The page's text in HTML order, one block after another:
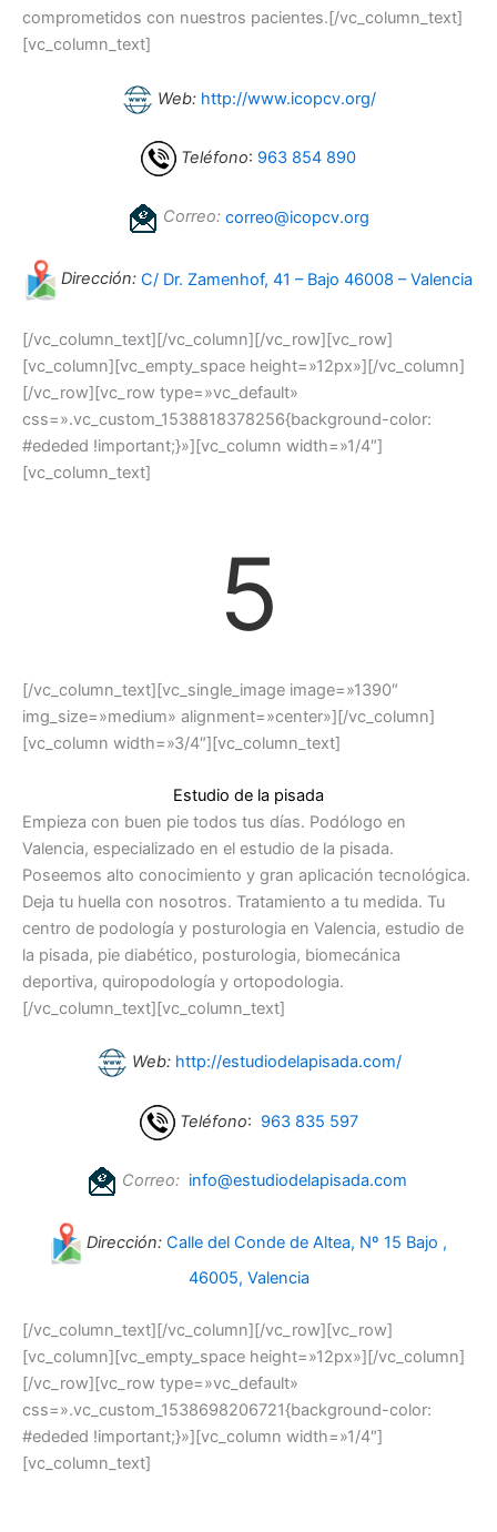
comprometidos con nuestros pacientes.[/vc_column_text]
[vc_column_text]
Web: http://www.icopcv.org/
Teléfono: 963 854 890
Correo: correo@icopcv.org
Dirección: C/ Dr. Zamenhof, 41 – Bajo 46008 – Valencia
[/vc_column_text][/vc_column][/vc_row][vc_row]
[vc_column][vc_empty_space height=»12px»][/vc_column]
[/vc_row][vc_row type=»vc_default»
css=».vc_custom_1538818378256{background-color:
#ededed !important;}»][vc_column width=»1/4″]
[vc_column_text]
5
[/vc_column_text][vc_single_image image=»1390″
img_size=»medium» alignment=»center»][/vc_column]
[vc_column width=»3/4″][vc_column_text]
Estudio de la pisada
Empieza con buen pie todos tus días. Podólogo en
Valencia, especializado en el estudio de la pisada.
Poseemos alto conocimiento y gran aplicación tecnológica.
Deja tu huella con nosotros. Tratamiento a tu medida. Tu
centro de podología y posturologia en Valencia, estudio de
la pisada, pie diabético, posturologia, biomecánica
deportiva, quiropodología y ortopodologia.
[/vc_column_text][vc_column_text]
Web: http://estudiodelapisada.com/
Teléfono: 963 835 597
Correo: info@estudiodelapisada.com
Dirección: Calle del Conde de Altea, Nº 15 Bajo ,
46005, Valencia
[/vc_column_text][/vc_column][/vc_row][vc_row]
[vc_column][vc_empty_space height=»12px»][/vc_column]
[/vc_row][vc_row type=»vc_default»
css=».vc_custom_1538698206721{background-color:
#ededed !important;}»][vc_column width=»1/4″]
[vc_column_text]